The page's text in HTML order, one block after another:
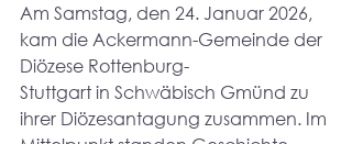
Am Samstag, den 24. Januar 2026,
kam die Ackermann-Gemeinde der
Diözese Rottenburg-
Stuttgart in Schwäbisch Gmünd zu
ihrer Diözesantagung zusammen. Im